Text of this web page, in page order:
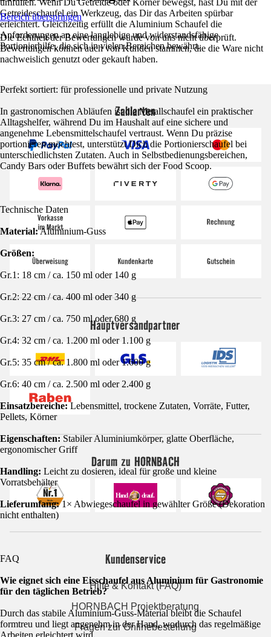
umfüllen. Wenn Du Getreide oder Körner bewegst, hast Du mit der
Getreideschaufel ein Werkzeug, das Dir das Arbeiten spürbar
erleichtert. Gleichzeitig erfüllt die Aluminium Schaufel die
Anforderungen an eine langlebige und widerstandsfähige
Portionierhilfe, die sich in vielen Bereichen bewährt.
Perfekt sortiert: für professionelle und private Nutzung
In gastronomischen Abläufen ist die Metallschaufel ein praktischer
Alltagshelfer, während Du im Haushalt auf eine sichere und
angenehme Lebensmittelschaufel vertraust. Wenn Du präzise
portionieren möchtest, unterstützt Dich die Portionierschaufel bei
unterschiedlichsten Zutaten. Auch in Selbstbedienungsbereichen,
Candy Bars oder Buffets bewährt sich der Food Scoop.
Technische Daten
Material:Aluminium-Guss
Größen:
Gr.1: 18 cm / ca. 150 ml oder 140 g
Gr.2: 22 cm / ca. 400 ml oder 340 g
Gr.3: 27 cm / ca. 750 ml oder 680 g
Gr.4: 32 cm / ca. 1.200 ml oder 1.100 g
Gr.5: 35 cm / ca. 1.800 ml oder 1.600 g
Gr.6: 40 cm / ca. 2.500 ml oder 2.400 g
Einsatzbereiche:Lebensmittel, trockene Zutaten, Vorräte, Futter,
Pellets, Körner
Eigenschaften: Stabiler Aluminiumkörper, glatte Oberfläche,
ergonomischer Griff
Handling: Leicht zu dosieren, ideal für große und kleine
Vorratsbehälter
Lieferumfang:1× Abwiegeschaufel in gewählter Größe (Dekoration
nicht enthalten)
FAQ
Wie eignet sich eine Eisschaufel aus Aluminium für Gastronomie
für den täglichen Betrieb?
Durch das stabile Aluminium-Guss-Material bleibt die Schaufel
formtreu und liegt angenehm in der Hand, wodurch das regelmäßige
Arbeiten erleichtert wird.
Bereich überspringen
Die Echtheit der Bewertungen wurde von uns nicht überprüft.
Bewertungen können auch von Kunden stammen, die die Ware nicht
nachweislich genutzt oder gekauft haben.
Zahlarten
Hauptversandpartner
Darum zu HORNBACH
Kundenservice
Hilfe & Kontakt (FAQ)
HORNBACH Projektberatung
Fragen zur Onlinebestellung